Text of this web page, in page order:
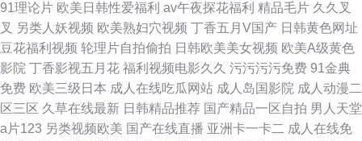
91理论片 欧美日韩性爱福利 av午夜探花福利 精品毛片 久久叉
叉 另类人妖视频 欧美熟妇穴视频 丁香五月V国产 日韩黄色网址
豆花福利视频 轮理片自拍偷拍 日韩欧美美女视频 欧美A级黄色
影院 丁香影视五月花 福利视频电影久久 污污污污免费 91金典
免费 欧美三级日本 成人在线吃瓜网站 成人岛国影院 成人动漫二
区三区 久草在线最新 日韩精品推荐 国产精品一区自拍 男人天堂
a片123 另类视频欧美 国产在线直播 亚洲卡一卡二 成人在线免